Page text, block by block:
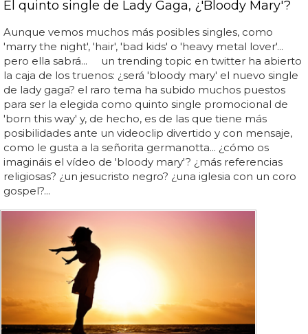
El quinto single de Lady Gaga, ¿'Bloody Mary'?
Aunque vemos muchos más posibles singles, como
'marry the night', 'hair', 'bad kids' o 'heavy metal lover'...
pero ella sabrá... un trending topic en twitter ha abierto
la caja de los truenos: ¿será 'bloody mary' el nuevo single
de lady gaga? el raro tema ha subido muchos puestos
para ser la elegida como quinto single promocional de
'born this way' y, de hecho, es de las que tiene más
posibilidades ante un videoclip divertido y con mensaje,
como le gusta a la señorita germanotta... ¿cómo os
imagináis el vídeo de 'bloody mary'? ¿más referencias
religiosas? ¿un jesucristo negro? ¿una iglesia con un coro
gospel?...